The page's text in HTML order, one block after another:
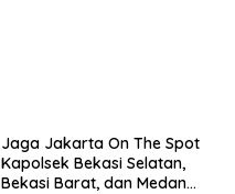
Jaga Jakarta On The Spot
Kapolsek Bekasi Selatan,
Bekasi Barat, dan Medan